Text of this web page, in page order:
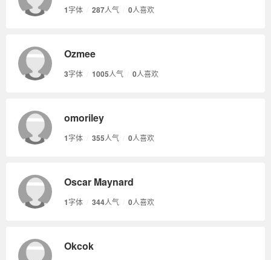
1字体 287人气 0人喜欢
Ozmee
3字体 1005人气 0人喜欢
omoriley
1字体 355人气 0人喜欢
Oscar Maynard
1字体 344人气 0人喜欢
Okcok